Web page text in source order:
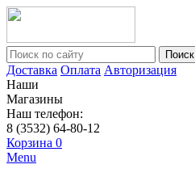
Поиск
Доставка Оплата Авторизация
Наши
Магазины
Наш телефон:
8 (3532) 64-80-12
Корзина 0
Menu